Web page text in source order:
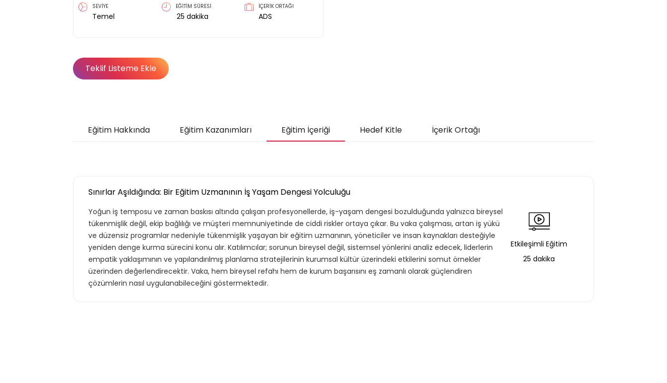
SEVİYE
Temel
EĞİTİM SÜRESİ
25 dakika
İÇERİK ORTAĞI
ADS
Teklif Listeme Ekle
Eğitim Hakkında Eğitim Kazanımları Eğitim İçeriği Hedef Kitle İçerik Ortağı
Sınırlar Aşıldığında: Bir Eğitim Uzmanının İş Yaşam Dengesi Yolculuğu
Yoğun iş temposu ve zaman baskısı altında çalışan profesyonellerde, iş-yaşam dengesi bozulduğunda yalnızca bireysel
tükenmişlik değil, ekip bağlılığı ve müşteri memnuniyetinde de ciddi riskler ortaya çıkar. Bu vaka çalışması, artan iş yükü
ve düzensiz programlar nedeniyle tükenmişlik yaşayan bir eğitim uzmanının, yöneticiler ve insan kaynakları desteğiyle
yeniden denge kurma sürecini konu alır. Katılımcılar; sorunun bireysel değil, sistemsel yönlerini analiz edecek, liderlerin
empatik yaklaşımının ve yapılandırılmış planlama stratejilerinin kurumsal kültür üzerindeki etkilerini somut örnekler
üzerinden değerlendirecektir. Vaka, hem bireysel refahı hem de kurum başarısını eş zamanlı olarak güçlendiren
çözümlerin nasıl uygulanabileceğini göstermektedir.
Etkileşimli Eğitim
25 dakika